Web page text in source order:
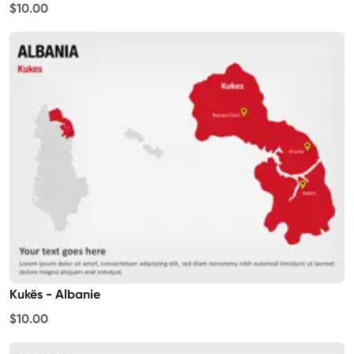
$10.00
Kukës - Albanie
$10.00